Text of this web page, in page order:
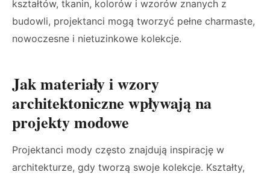
kształtów, tkanin, kolorów i wzorów znanych z
budowli, projektanci mogą tworzyć pełne charmaste,
nowoczesne i nietuzinkowe kolekcje.
Jak materiały i wzory
architektoniczne wpływają na
projekty modowe
Projektanci mody często znajdują inspirację w
architekturze, gdy tworzą swoje kolekcje. Kształty,